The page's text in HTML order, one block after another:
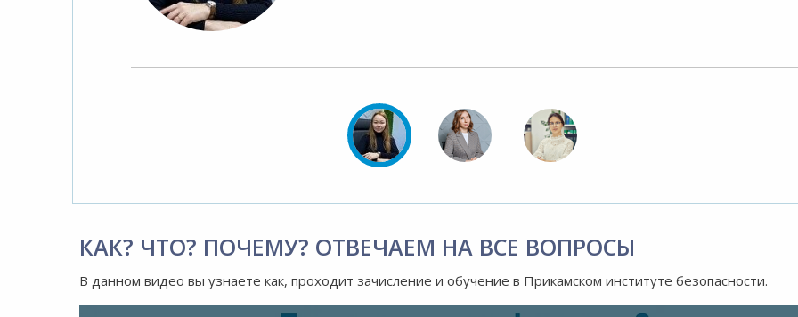
КАК? ЧТО? ПОЧЕМУ? ОТВЕЧАЕМ НА ВСЕ ВОПРОСЫ
В данном видео вы узнаете как, проходит зачисление и обучение в Прикамском институте безопасности.